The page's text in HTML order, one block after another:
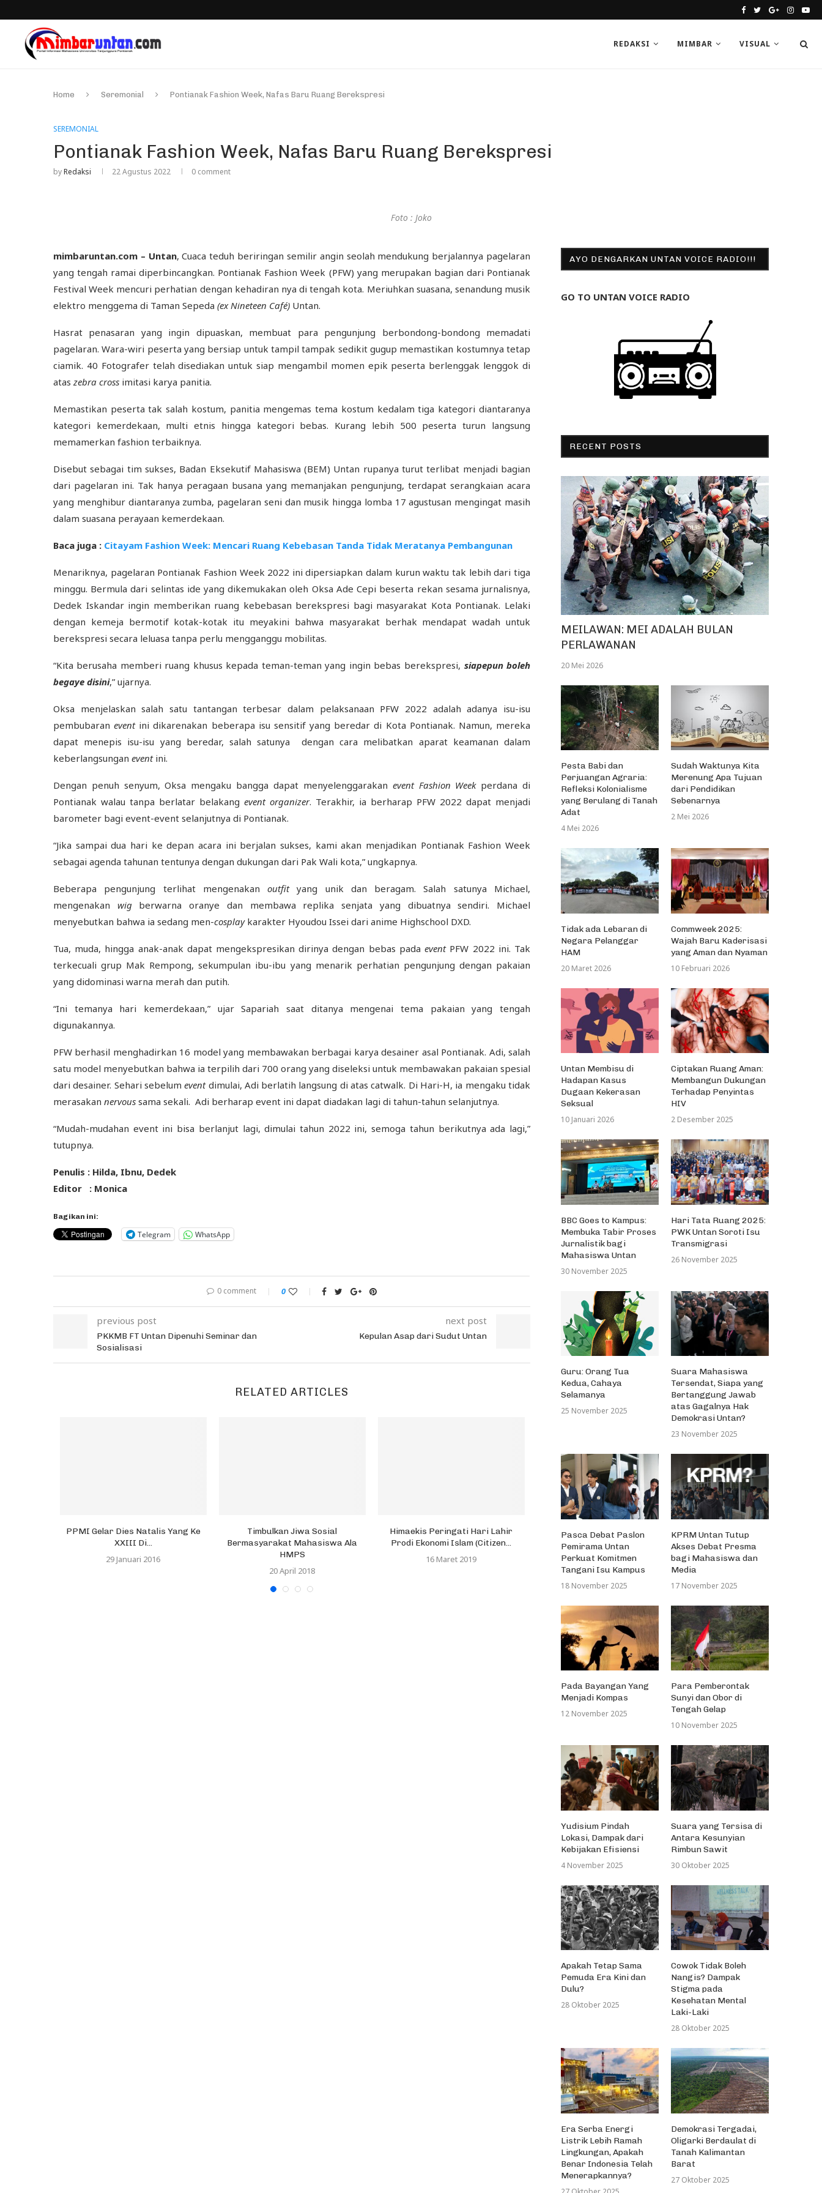
REDAKSI MIMBAR VISUAL
Home Seremonial Pontianak Fashion Week, Nafas Baru Ruang Berekspresi
SEREMONIAL
Pontianak Fashion Week, Nafas Baru Ruang Berekspresi
byRedaksi 22 Agustus 2022 0 comment
Foto : Joko
mimbaruntan.com – Untan, Cuaca teduh beriringan semilir angin seolah mendukung berjalannya pagelaran
yang tengah ramai diperbincangkan. Pontianak Fashion Week (PFW) yang merupakan bagian dari Pontianak
Festival Week mencuri perhatian dengan kehadiran nya di tengah kota. Meriuhkan suasana, senandung musik
elektro menggema di Taman Sepeda (ex Nineteen Café) Untan.
Hasrat penasaran yang ingin dipuaskan, membuat para pengunjung berbondong-bondong memadati
pagelaran. Wara-wiri peserta yang bersiap untuk tampil tampak sedikit gugup memastikan kostumnya tetap
ciamik. 40 Fotografer telah disediakan untuk siap mengambil momen epik peserta berlenggak lenggok di
ataszebra cross imitasi karya panitia.
Memastikan peserta tak salah kostum, panitia mengemas tema kostum kedalam tiga kategori diantaranya
kategori kemerdekaan, multi etnis hingga kategori bebas. Kurang lebih 500 peserta turun langsung
memamerkan fashion terbaiknya.
Disebut sebagai tim sukses, Badan Eksekutif Mahasiswa (BEM) Untan rupanya turut terlibat menjadi bagian
dari pagelaran ini. Tak hanya peragaan busana yang memanjakan pengunjung, terdapat serangkaian acara
yang menghibur diantaranya zumba, pagelaran seni dan musik hingga lomba 17 agustusan mengingat masih
dalam suasana perayaan kemerdekaan.
Baca juga : Citayam Fashion Week: Mencari Ruang Kebebasan Tanda Tidak Meratanya Pembangunan
Menariknya, pagelaran Pontianak Fashion Week 2022 ini dipersiapkan dalam kurun waktu tak lebih dari tiga
minggu. Bermula dari selintas ide yang dikemukakan oleh Oksa Ade Cepi beserta rekan sesama jurnalisnya,
Dedek Iskandar ingin memberikan ruang kebebasan berekspresi bagi masyarakat Kota Pontianak. Lelaki
dengan kemeja bermotif kotak-kotak itu meyakini bahwa masyarakat berhak mendapat wadah untuk
berekspresi secara leluasa tanpa perlu mengganggu mobilitas.
“Kita berusaha memberi ruang khusus kepada teman-teman yang ingin bebas berekspresi, siapepun boleh
begaye disini,” ujarnya.
Oksa menjelaskan salah satu tantangan terbesar dalam pelaksanaan PFW 2022 adalah adanya isu-isu
pembubaraneventini dikarenakan beberapa isu sensitif yang beredar di Kota Pontianak. Namun, mereka
dapat menepis isu-isu yang beredar, salah satunya dengan cara melibatkan aparat keamanan dalam
keberlangsungan eventini.
Dengan penuh senyum, Oksa mengaku bangga dapat menyelenggarakan event Fashion Weekperdana di
Pontianak walau tanpa berlatar belakang event organizer. Terakhir, ia berharap PFW 2022 dapat menjadi
barometer bagi event-event selanjutnya di Pontianak.
“Jika sampai dua hari ke depan acara ini berjalan sukses, kami akan menjadikan Pontianak Fashion Week
sebagai agenda tahunan tentunya dengan dukungan dari Pak Wali kota,” ungkapnya.
Beberapa pengunjung terlihat mengenakanoutfityang unik dan beragam. Salah satunya Michael,
mengenakan wigberwarna oranye dan membawa replika senjata yang dibuatnya sendiri. Michael
menyebutkan bahwa ia sedang men-cosplaykarakter Hyoudou Issei dari anime Highschool DXD.
Tua, muda, hingga anak-anak dapat mengekspresikan dirinya dengan bebas padaeventPFW 2022 ini. Tak
terkecuali grup Mak Rempong, sekumpulan ibu-ibu yang menarik perhatian pengunjung dengan pakaian
yang didominasi warna merah dan putih.
“Ini temanya hari kemerdekaan,” ujar Sapariah saat ditanya mengenai tema pakaian yang tengah
digunakannya.
PFW berhasil menghadirkan 16 model yang membawakan berbagai karya desainer asal Pontianak. Adi, salah
satu model menyebutkan bahwa ia terpilih dari 700 orang yang diseleksi untuk membawakan pakaian spesial
dari desainer. Sehari sebelumeventdimulai, Adi berlatih langsung di atas catwalk. Di Hari-H, ia mengaku tidak
merasakan nervous sama sekali. Adi berharap event ini dapat diadakan lagi di tahun-tahun selanjutnya.
“Mudah-mudahan event ini bisa berlanjut lagi, dimulai tahun 2022 ini, semoga tahun berikutnya ada lagi,”
tutupnya.
Penulis : Hilda, Ibnu, Dedek
Editor : Monica
Bagikan ini:
Telegram WhatsApp
0 comment 0
previous post
PKKMB FT Untan Dipenuhi Seminar dan
Sosialisasi
next post
Kepulan Asap dari Sudut Untan
RELATED ARTICLES
PPMI Gelar Dies Natalis Yang Ke
XXIII Di...
29 Januari 2016
Timbulkan Jiwa Sosial
Bermasyarakat Mahasiswa Ala
HMPS
20 April 2018
Himaekis Peringati Hari Lahir
Prodi Ekonomi Islam (Citizen...
16 Maret 2019
Hadapi New Normal, ECFL FH Untan
Gelar Seminar...
7 Juni 2020
Ekskursi Mahasiswa
Pertambangan Teknik
18 Agustus 2019
AYO DENGARKAN UNTAN VOICE RADIO!!!
GO TO UNTAN VOICE RADIO
RECENT POSTS
MEILAWAN: MEI ADALAH BULAN
PERLAWANAN
20 Mei 2026
Pesta Babi dan
Perjuangan Agraria:
Refleksi Kolonialisme
yang Berulang di Tanah
Adat
4 Mei 2026
Sudah Waktunya Kita
Merenung Apa Tujuan
dari Pendidikan
Sebenarnya
2 Mei 2026
Tidak ada Lebaran di
Negara Pelanggar
HAM
20 Maret 2026
Commweek 2025:
Wajah Baru Kaderisasi
yang Aman dan Nyaman
10 Februari 2026
Untan Membisu di
Hadapan Kasus
Dugaan Kekerasan
Seksual
10 Januari 2026
Ciptakan Ruang Aman:
Membangun Dukungan
Terhadap Penyintas
HIV
2 Desember 2025
BBC Goes to Kampus:
Membuka Tabir Proses
Jurnalistik bagi
Mahasiswa Untan
30 November 2025
Hari Tata Ruang 2025:
PWK Untan Soroti Isu
Transmigrasi
26 November 2025
Guru: Orang Tua
Kedua, Cahaya
Selamanya
25 November 2025
Suara Mahasiswa
Tersendat, Siapa yang
Bertanggung Jawab
atas Gagalnya Hak
Demokrasi Untan?
23 November 2025
Pasca Debat Paslon
Pemirama Untan
Perkuat Komitmen
Tangani Isu Kampus
18 November 2025
KPRM Untan Tutup
Akses Debat Presma
bagi Mahasiswa dan
Media
17 November 2025
Pada Bayangan Yang
Menjadi Kompas
12 November 2025
Para Pemberontak
Sunyi dan Obor di
Tengah Gelap
10 November 2025
Yudisium Pindah
Lokasi, Dampak dari
Kebijakan Efisiensi
4 November 2025
Suara yang Tersisa di
Antara Kesunyian
Rimbun Sawit
30 Oktober 2025
Apakah Tetap Sama
Pemuda Era Kini dan
Dulu?
28 Oktober 2025
Cowok Tidak Boleh
Nangis? Dampak
Stigma pada
Kesehatan Mental
Laki-Laki
28 Oktober 2025
Era Serba Energi
Listrik Lebih Ramah
Lingkungan, Apakah
Benar Indonesia Telah
Menerapkannya?
Demokrasi Tergadai,
Oligarki Berdaulat di
Tanah Kalimantan
Barat
27 Oktober 2025